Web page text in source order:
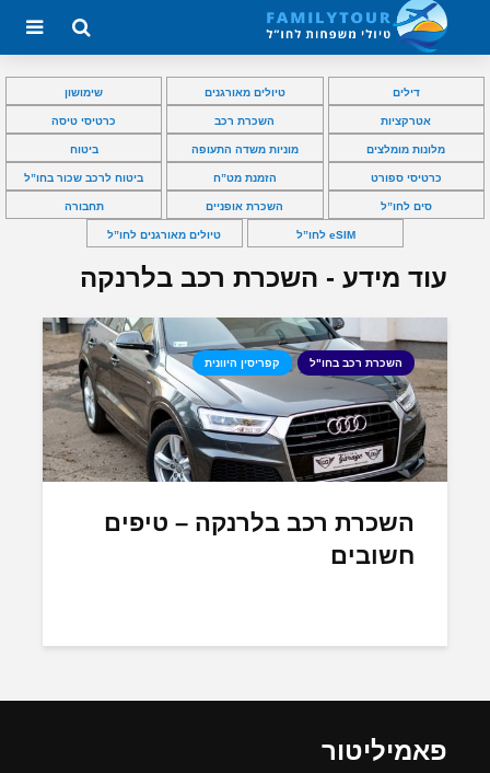
דילים טיולים מאורגנים שימושון
אטרקציות השכרת רכב כרטיסי טיסה
מלונות מומלצים מוניות משדה התעופה ביטוח
כרטיסי ספורט הזמנת מט”ח ביטוח לרכב שכור בחו”ל
סים לחו”ל השכרת אופניים תחבורה
eSIM לחו”ל טיולים מאורגנים לחו”ל
עוד מידע - השכרת רכב בלרנקה
השכרת רכב בחו"ל קפריסין היוונית
השכרת רכב בלרנקה – טיפים
חשובים
פאמיליטור